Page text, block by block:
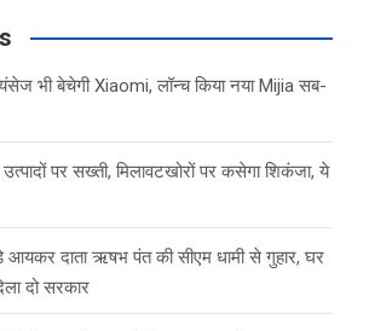
भी बेचेगी Xiaomi, लॉन्च किया नया Mijia सब-
पर सख्ती, मिलावटखोरों पर कसेगा शिकंजा, ये
दाता ऋषभ पंत की सीएम धामी से गुहार, घर
दो सरकार